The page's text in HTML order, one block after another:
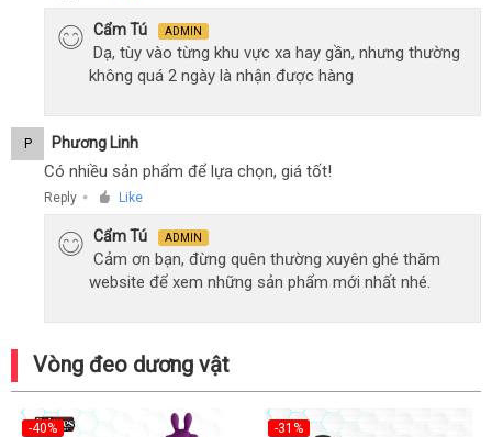
Cẩm Tú ADMIN
Dạ, tùy vào từng khu vực xa hay gần, nhưng thường
không quá 2 ngày là nhận được hàng
P Phương Linh
Có nhiều sản phẩm để lựa chọn, giá tốt!
Reply ● Like
Cẩm Tú ADMIN
Cảm ơn bạn, đừng quên thường xuyên ghé thăm
website để xem những sản phẩm mới nhất nhé.
Vòng đeo dương vật
-40%
-31%